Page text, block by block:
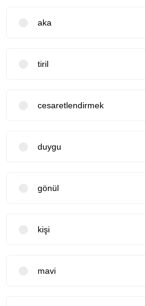
aka
tiril
cesaretlendirmek
duygu
gönül
kişi
mavi